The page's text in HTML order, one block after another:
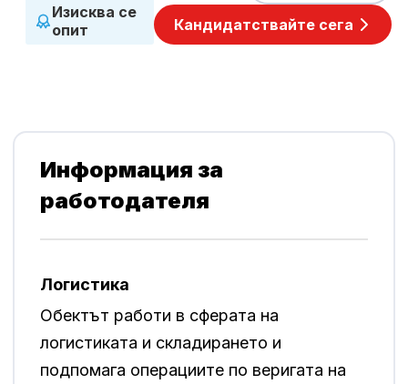
Изисква се
опит
Кандидатствайте сега
Информация за
работодателя
Логистика
Обектът работи в сферата на
логистиката и складирането и
подпомага операциите по веригата на